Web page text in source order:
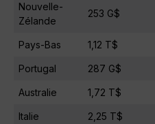
Nouvelle-
Zélande
253 G$
Pays-Bas 1,12 T$
Portugal 287 G$
Australie 1,72 T$
Italie 2,25 T$